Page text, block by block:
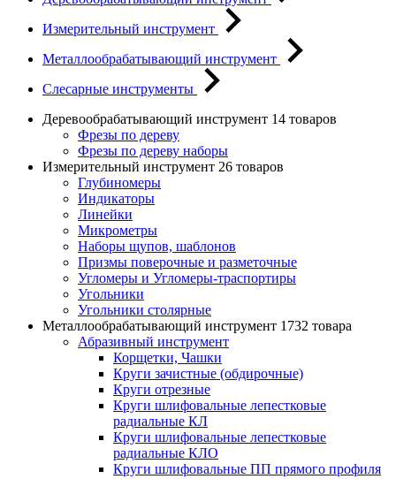
Измерительный инструмент
Металлообрабатывающий инструмент
Слесарные инструменты
Деревообрабатывающий инструмент 14 товаров
Фрезы по дереву
Фрезы по дереву наборы
Измерительный инструмент 26 товаров
Глубиномеры
Индикаторы
Линейки
Микрометры
Наборы щупов, шаблонов
Призмы поверочные и разметочные
Угломеры и Угломеры-траспортиры
Угольники
Угольники столярные
Металлообрабатывающий инструмент 1732 товара
Абразивный инструмент
Корщетки, Чашки
Круги зачистные (обдирочные)
Круги отрезные
Круги шлифовальные лепестковые
радиальные КЛ
Круги шлифовальные лепестковые
радиальные КЛО
Круги шлифовальные ПП прямого профиля